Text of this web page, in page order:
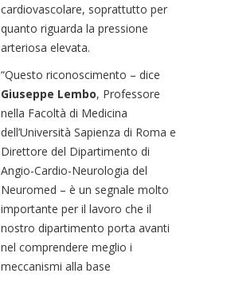
cardiovascolare, soprattutto per
quanto riguarda la pressione
arteriosa elevata.
“Questo riconoscimento – dice
Giuseppe Lembo, Professore
nella Facoltà di Medicina
dell’Università Sapienza di Roma e
Direttore del Dipartimento di
Angio-Cardio-Neurologia del
Neuromed – è un segnale molto
importante per il lavoro che il
nostro dipartimento porta avanti
nel comprendere meglio i
meccanismi alla base